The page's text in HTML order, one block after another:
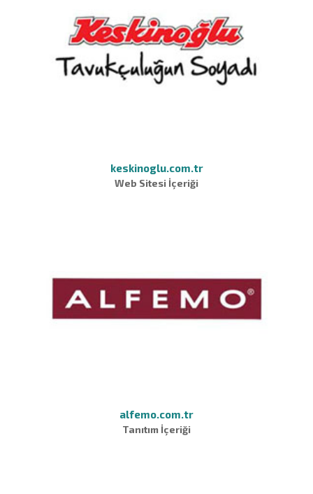
keskinoglu.com.tr
Web Sitesi İçeriği
alfemo.com.tr
Tanıtım İçeriği